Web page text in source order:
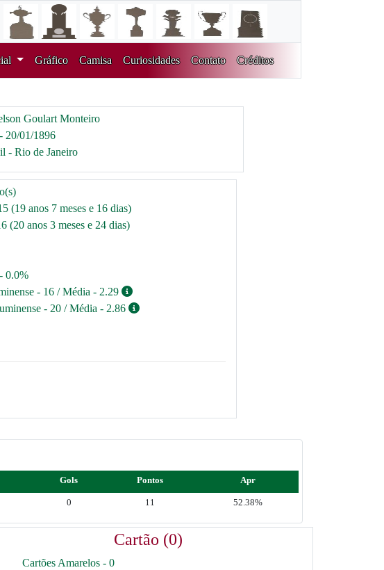
Gráfico Camisa Curiosidades Contato Créditos
Goulart Monteiro
20/01/1896
- Rio de Janeiro
(19 anos 7 meses e 16 dias)
(20 anos 3 meses e 24 dias)
0.0%
- 16 / Média - 2.29
- 20 / Média - 2.86
Gols Pontos Apr
0 11 52.38%
Cartão (0)
Cartões Amarelos - 0